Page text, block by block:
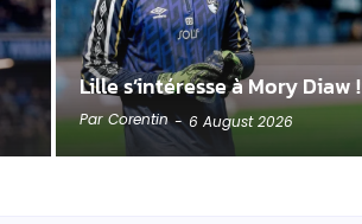
Lille s’intéresse à Mory Diaw !
Par Corentin - 6 August 2026